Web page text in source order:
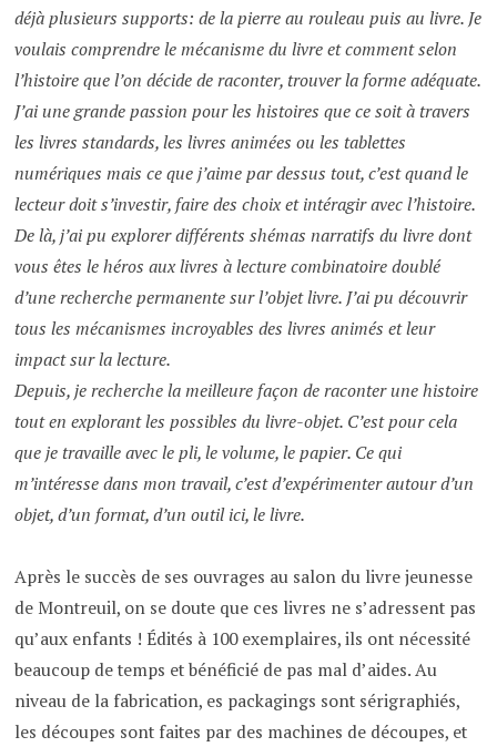
déjà plusieurs supports: de la pierre au rouleau puis au livre. Je
voulais comprendre le mécanisme du livre et comment selon
l’histoire que l’on décide de raconter, trouver la forme adéquate.
J’ai une grande passion pour les histoires que ce soit à travers
les livres standards, les livres animées ou les tablettes
numériques mais ce que j’aime par dessus tout, c’est quand le
lecteur doit s’investir, faire des choix et intéragir avec l’histoire.
De là, j’ai pu explorer différents shémas narratifs du livre dont
vous êtes le héros aux livres à lecture combinatoire doublé
d’une recherche permanente sur l’objet livre. J’ai pu découvrir
tous les mécanismes incroyables des livres animés et leur
impact sur la lecture.
Depuis, je recherche la meilleure façon de raconter une histoire
tout en explorant les possibles du livre-objet. C’est pour cela
que je travaille avec le pli, le volume, le papier. Ce qui
m’intéresse dans mon travail, c’est d’expérimenter autour d’un
objet, d’un format, d’un outil ici, le livre.
Après le succès de ses ouvrages au salon du livre jeunesse
de Montreuil, on se doute que ces livres ne s’adressent pas
qu’aux enfants ! Édités à 100 exemplaires, ils ont nécessité
beaucoup de temps et bénéficié de pas mal d’aides. Au
niveau de la fabrication, es packagings sont sérigraphiés,
les découpes sont faites par des machines de découpes, et